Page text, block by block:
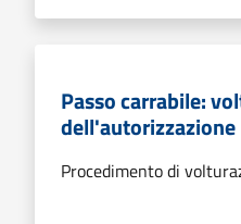
Passo carrabile:
dell'autorizzazione
Procedimento di